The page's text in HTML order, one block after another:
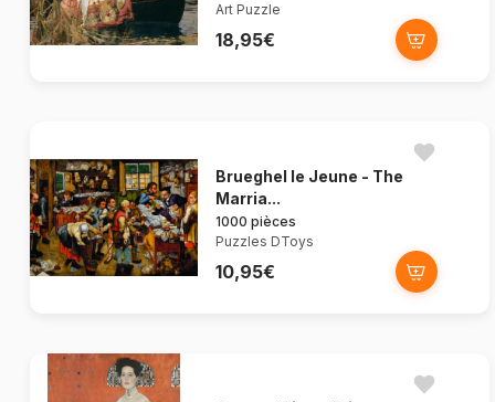
Art Puzzle
18,95€
Brueghel le Jeune - The
Marria...
1000 pièces
Puzzles DToys
10,95€